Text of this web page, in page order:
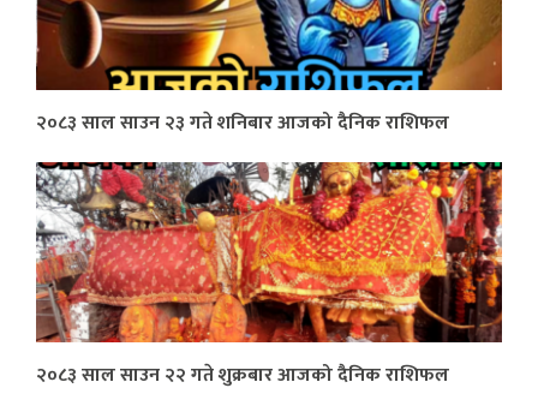
२०८३ साल साउन २३ गते शनिबार आजको दैनिक राशिफल
२०८३ साल साउन २२ गते शुक्रबार आजको दैनिक राशिफल